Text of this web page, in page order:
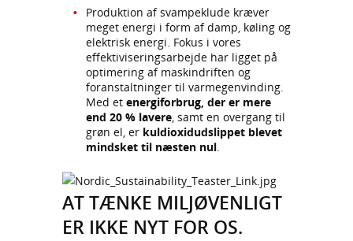
Produktion af svampeklude kræver
meget energi i form af damp, køling og
elektrisk energi. Fokus i vores
effektiviseringsarbejde har ligget på
optimering af maskindriften og
foranstaltninger til varmegenvinding.
Med et energiforbrug, der er mere
end 20 % lavere, samt en overgang til
grøn el, er kuldioxidudslippet blevet
mindsket til næsten nul.
AT TÆNKE MILJØVENLIGT
ER IKKE NYT FOR OS.